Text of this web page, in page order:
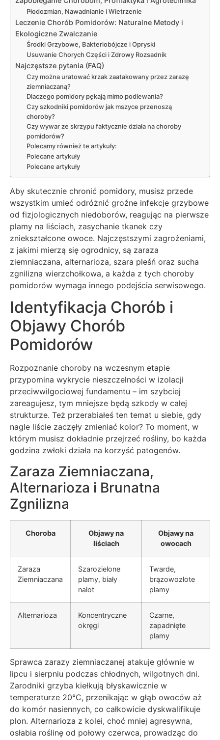
Płodozmian, Nawadnianie i Wietrzenie
Leczenie Chorób Pomidorów: Naturalne Metody i
Ekologiczne Zwalczanie
Środki Grzybowe, Bakteriobójcze i Opryski
Usuwanie Chorych Części i Zdrowy Rozsadnik
Najczęstsze pytania (FAQ)
Czy można uratować krzak zaatakowany przez zarazę
ziemniaczaną?
Dlaczego pomidory pękają mimo podlewania?
Czy szkodniki pomidorów jak mszyce przenoszą
choroby?
Czy wywar ze skrzypu faktycznie działa na choroby
pomidorów?
Polecamy również te artykuły:
Polecane artykuły
Polecane artykuły
Aby skutecznie chronić pomidory, musisz przede
wszystkim umieć odróżnić groźne infekcje grzybowe
od fizjologicznych niedoborów, reagując na pierwsze
plamy na liściach, zasychanie tkanek czy
zniekształcone owoce. Najczęstszymi zagrożeniami,
z jakimi mierzą się ogrodnicy, są zaraza
ziemniaczana, alternarioza, szara pleśń oraz sucha
zgnilizna wierzchołkowa, a każda z tych choroby
pomidorów wymaga innego podejścia serwisowego.
Identyfikacja Chorób i
Objawy Chorób
Pomidorów
Rozpoznanie choroby na wczesnym etapie
przypomina wykrycie nieszczelności w izolacji
przeciwwilgociowej fundamentu – im szybciej
zareagujesz, tym mniejsze będą szkody w całej
strukturze. Też przerabiałeś ten temat u siebie, gdy
nagle liście zaczęły zmieniać kolor? To moment, w
którym musisz dokładnie przejrzeć rośliny, bo każda
godzina zwłoki działa na korzyść patogenów.
Zaraza Ziemniaczana,
Alternarioza i Brunatna
Zgnilizna
Choroba
Objawy na
liściach
Objawy na
owocach
Zaraza
Ziemniaczana
Szarozielone
plamy, biały
nalot
Twarde,
brązowozłote
plamy
Alternarioza
Koncentryczne
okręgi
Czarne,
zapadnięte
plamy
Sprawca zarazy ziemniaczanej atakuje głównie w
lipcu i sierpniu podczas chłodnych, wilgotnych dni.
Zarodniki grzyba kiełkują błyskawicznie w
temperaturze 20°C, przenikając w głąb owoców aż
do komór nasiennych, co całkowicie dyskwalifikuje
plon. Alternarioza z kolei, choć mniej agresywna,
osłabia roślinę od połowy czerwca, prowadząc do